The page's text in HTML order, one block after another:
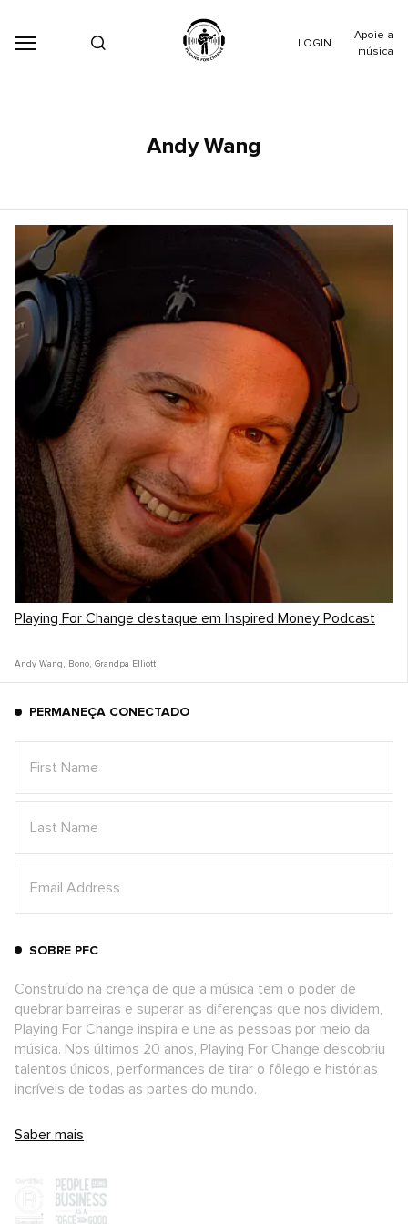
LOGIN
Apoie a
música
Andy Wang
Playing For Change destaque em Inspired Money Podcast
Andy Wang , Bono, Grandpa Elliott
PERMANEÇA CONECTADO
SOBRE PFC
Construído na crença de que a música tem o poder de
quebrar barreiras e superar as diferenças que nos dividem,
Playing For Change inspira e une as pessoas por meio da
música. Nos últimos 20 anos, Playing For Change descobriu
talentos únicos, performances de tirar o fôlego e histórias
incríveis de todas as partes do mundo.
Saber mais